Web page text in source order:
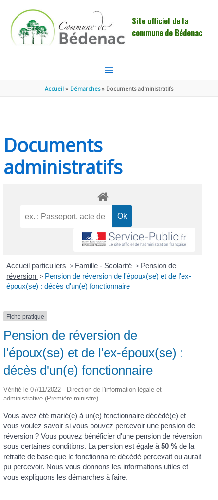
Site officiel de la
commune de Bédenac
MENU
PRINCIPAL
Accueil Démarches Documents administratifs
Documents
administratifs
Accueil particuliers > Famille - Scolarité > Pension de
réversion > Pension de réversion de l'époux(se) et de l'ex-
époux(se) : décès d'un(e) fonctionnaire
Fiche pratique
Pension de réversion de
l'époux(se) et de l'ex-époux(se) :
décès d'un(e) fonctionnaire
Vérifié le 07/11/2022 - Direction de l'information légale et
administrative (Première ministre)
Vous avez été marié(e) à un(e) fonctionnaire décédé(e) et
vous voulez savoir si vous pouvez percevoir une pension de
réversion ? Vous pouvez bénéficier d'une pension de réversion
sous certaines conditions. La pension est égale à 50 %de la
retraite de base que le fonctionnaire décédé percevait ou aurait
pu percevoir. Nous vous donnons les informations utiles et
vous expliquons les démarches à faire.